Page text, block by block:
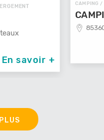
En savoir +
CAMPING /